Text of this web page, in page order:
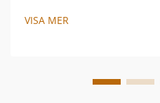
VISA MER